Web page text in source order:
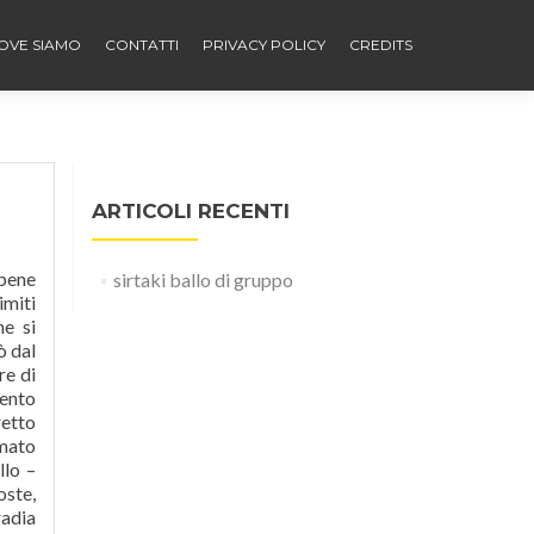
SIAMO CONTATTI PRIVACY POLICY CREDITS
anche in bagno, e non è una battuta, questa è la quotidianità di tantissimi, i quali hanno fatto del telefono, un compagno di vita inseparabile. Ho creato un app android FREE per limitare il piu’ possibile l’esposizione alle onde elettromagnetiche, la cosa assurda che la devo pubblicizzare come un app che ti fa risparmiare bat
ARTICOLI RECENTI
sirtaki ballo di gruppo